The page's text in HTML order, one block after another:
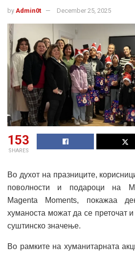
by Admin0t December 25, 2025
153
SHARES
Во духот на празниците,
поволности и подароци на
Magenta Moments, покажаа
хуманоста можат да се преточат и
суштинско значење.
Во рамките на хуманитарната